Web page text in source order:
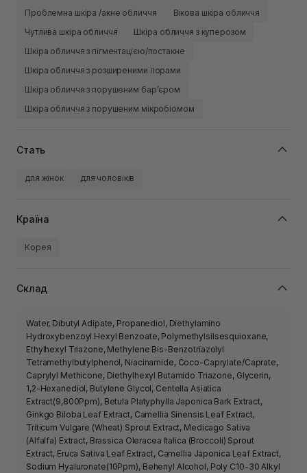
Проблемна шкіра /акне обличчя
Вікова шкіра обличчя
Чутлива шкіра обличчя
Шкіра обличчя з куперозом
Шкіра обличчя з пігментацією/постакне
Шкіра обличчя з розширеними порами
Шкіра обличчя з порушеним барʼєром
Шкіра обличчя з порушеним мікробіомом
Стать
для жінок для чоловіків
Країна
Корея
Склад
Water, Dibutyl Adipate, Propanediol, Diethylamino
Hydroxybenzoyl Hexyl Benzoate, Polymethylsilsesquioxane,
Ethylhexyl Triazone, Methylene Bis-Benzotriazolyl
Tetramethylbutylphenol, Niacinamide, Coco-Caprylate/​Caprate,
Caprylyl Methicone, Diethylhexyl Butamido Triazone, Glycerin,
1,2-Hexanediol, Butylene Glycol, Centella Asiatica
Extract(9,800Ppm), Betula Platyphylla Japonica Bark Extract,
Ginkgo Biloba Leaf Extract, Camellia Sinensis Leaf Extract,
Triticum Vulgare (Wheat) Sprout Extract, Medicago Sativa
(Alfalfa) Extract, Brassica Oleracea Italica (Broccoli) Sprout
Extract, Eruca Sativa Leaf Extract, Camellia Japonica Leaf Extract,
Sodium Hyaluronate(10Ppm), Behenyl Alcohol, Poly C10-30 Alkyl